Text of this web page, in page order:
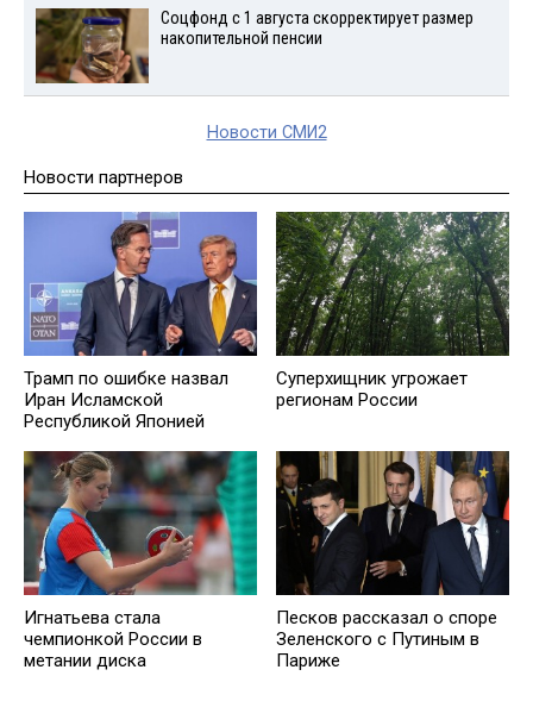
Соцфонд с 1 августа скорректирует размер
накопительной пенсии
Новости СМИ2
Новости партнеров
Трамп по ошибке назвал
Иран Исламской
Республикой Японией
Суперхищник угрожает
регионам России
Игнатьева стала
чемпионкой России в
метании диска
Песков рассказал о споре
Зеленского с Путиным в
Париже